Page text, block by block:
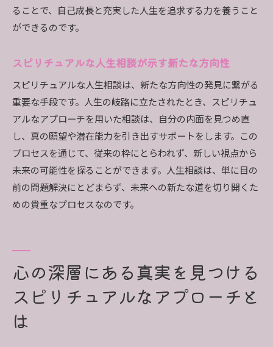
ることで、自己成長と充実した人生を追求する力を養うこと
ができるのです。
スピリチュアルな人生相談が示す新たな方向性
スピリチュアルな人生相談は、新たな方向性の発見に繋がる
重要な手段です。人生の岐路に立たされたとき、スピリチュ
アルなアプローチを用いた相談は、自分の内面を見つめ直
し、真の願望や潜在能力を引き出すサポートをします。この
プロセスを通じて、従来の枠にとらわれず、新しい視点から
未来の可能性を探ることができます。人生相談は、単に目の
前の問題解決にとどまらず、未来への新たな道を切り開くた
めの貴重なプロセスなのです。
心の深層にある真実を見つける
スピリチュアルなアプローチと
は